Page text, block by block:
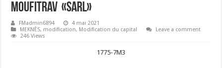
MOUFITRAV «SARL»
FMadmin6894
4 mai 2021
MEKNÈS, modification, Modification du capital
Leave a comment
246 Views
1775-7M3